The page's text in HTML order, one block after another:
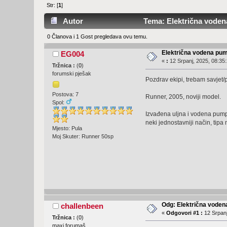
Str: [1]
Autor Tema: Električna
0 Članova i 1 Gost pregledava ovu temu.
EG004
Tržnica :(0)
forumski pješak
Postova: 7
Spol:
Mjesto: Pula
Moj Skuter: Runner 50sp
Električna vodena
« : 12 Srpanj, 2025,
Pozdrav ekipi, trebam
Runner, 2005, noviji model.
Izvađena uljna i vodena
neki jednostavniji način, tipa
challenbeen
Tržnica :(0)
maxi forumaš
Odg: Električna
«Odgovori #1 : 12